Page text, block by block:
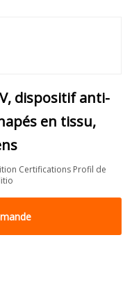
dispositif anti-
en tissu,
Certifications Profil de